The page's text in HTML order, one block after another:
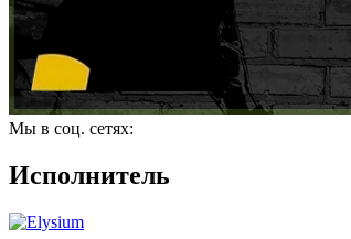
Мы в соц. сетях:
Исполнитель